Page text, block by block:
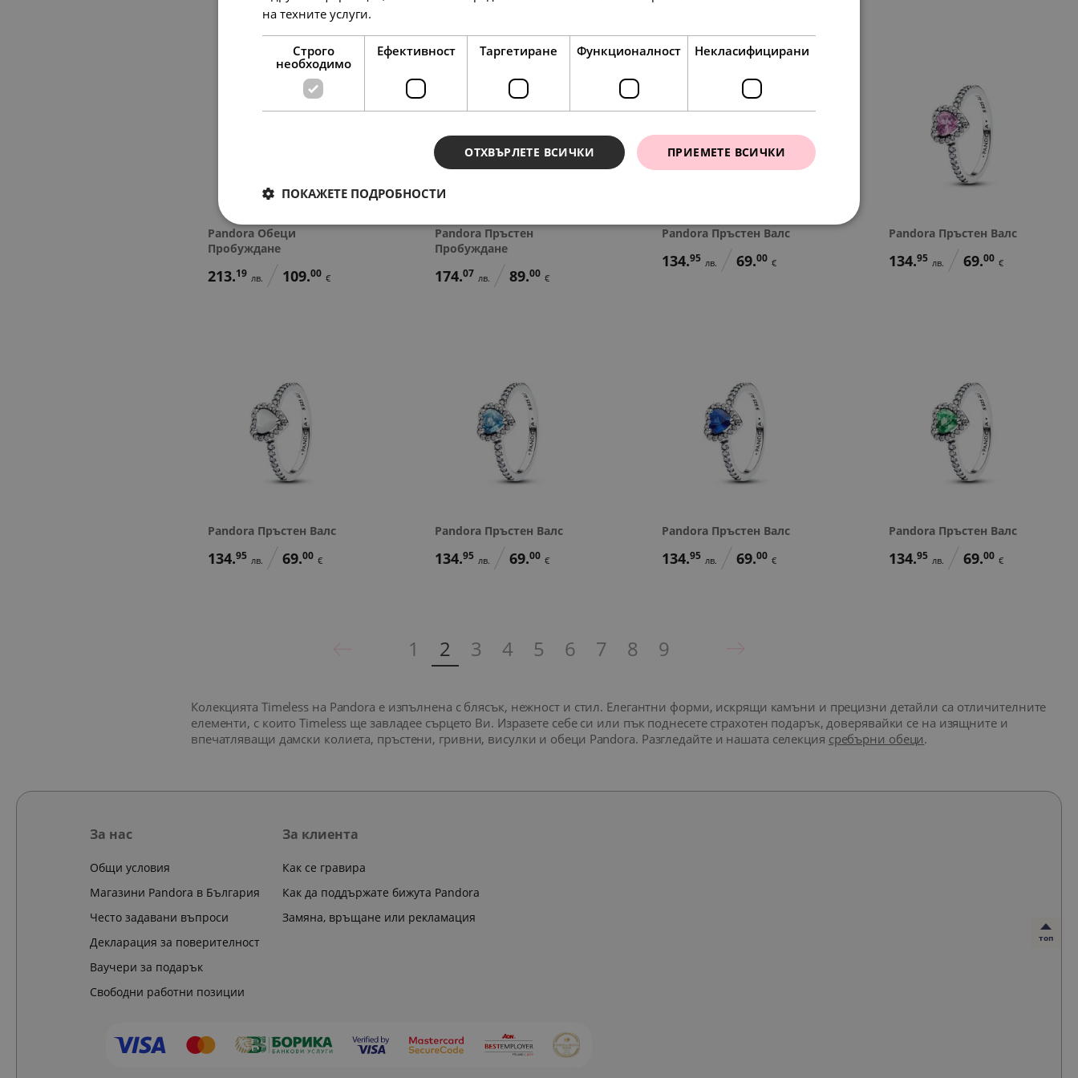
Pandora Обеци
Пробуждане
213.19 лв. 109.00 €
Pandora Пръстен
Пробуждане
174.07 лв. 89.00 €
Pandora Пръстен Валс
134.95 лв. 69.00 €
Pandora Пръстен Валс
134.95 лв. 69.00 €
Pandora Пръстен Валс
134.95 лв. 69.00 €
Pandora Пръстен Валс
134.95 лв. 69.00 €
Pandora Пръстен Валс
134.95 лв. 69.00 €
Pandora Пръстен Валс
134.95 лв. 69.00 €
1 2 3 4 5 6 7 8 9
Колекцията Timeless на Pandora е изпълнена с блясък, нежност и стил. Елегантни форми, искрящи камъни и прецизни детайли са отличителните
елементи, с които Timeless ще завладее сърцето Ви. Изразете себе си или пък поднесете страхотен подарък, доверявайки се на изящните и
впечатляващи дамски колиета, пръстени, гривни, висулки и обеци Pandora. Разгледайте и нашата селекция сребърни обеци.
топ
За нас
Общи условия
Магазини Pandora в България
Често задавани въпроси
Декларация за поверителност
Ваучери за подарък
Свободни работни позиции
За клиента
Как се гравира
Как да поддържате бижута Pandora
Замяна, връщане или рекламация
на техните услуги.
Строго
необходимо
Ефективност Таргетиране Функционалност Некласифицирани
ПРИЕМЕТЕ ВСИЧКИ
ОТХВЪРЛЕТЕ ВСИЧКИ
ПОКАЖЕТЕ ПОДРОБНОСТИ